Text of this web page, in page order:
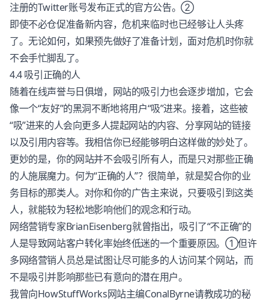
注册的Twitter账号发布正式的官方公告。②
即使不必仓促准备新内容，危机来临时也已经够让人头疼
了。无论如何，如果预先做好了准备计划，面对危机时你就
不会手忙脚乱了。
4.4 吸引正确的人
随着在线声誉与日俱增，网站的吸引力也会逐步增加，它会
像一个“友好”的黑洞不断地将用户“吸”进来。接着，这些被
“吸”进来的人会向更多人提起网站的内容、分享网站的链接
以及引用内容等。我相信你已经能够明白这样做的妙处了。
更妙的是，你的网站并不会吸引所有人，而是只对那些正确
的人施展魔力。何为“正确的人”？很简单，就是契合你的业
务目标的那类人。对你和你的广告主来说，只要吸引到这类
人，就能较为轻松地影响他们的观念和行动。
网络营销专家BrianEisenberg就曾指出，吸引了“不正确”的
人是导致网站客户转化率始终低迷的一个重要原因。①但许
多网络营销人员总是试图让尽可能多的人访问某个网站，而
不是吸引并影响那些已有意向的潜在用户。
我曾向HowStuffWorks网站主编ConalByrne请教成功的秘